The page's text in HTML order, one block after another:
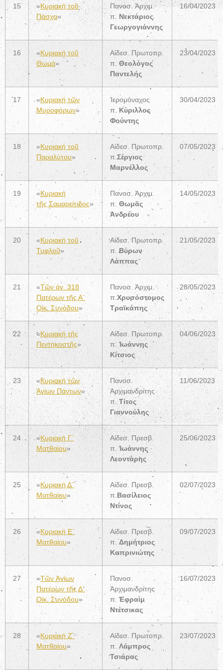
15 «Κυριακή τοῦ
Πάσχα»
Πανοσ. Ἀρχιμ.
π. Νεκτάριος
Γεωργογιάννης
16/04/2023
16 «Κυριακή τοῦ
Θωμά»
Αἰδεσ. Πρωτοπρ.
π. Θεολόγος
Παντελής
23/04/2023
17 «Κυριακή τῶν
Μυροφόρων»
Ἱερομόναχος
π. Κύριλλος
Φούντης
30/04/2023
18 «Κυριακή τοῦ
Παραλύτου»
Αἰδεσ. Πρωτοπρ.
π. Σέργιος
Μαρνέλλος
07/05/2023
19 «Κυριακή
τῆς Σαμαρείτιδος»
Πανοσ. Ἀρχιμ.
π. Θωμᾶς
Ἀνδρέου
14/05/2023
20 «Κυριακή τοῦ
Τυφλοῦ»
Αἰδεσ. Πρωτοπρ.
π.Βύρων
Λάππας
21/05/2023
21 «Τῶν ἁγ. 318
Πατέρων τῆς Α΄
Οἰκ. Συνόδου»
Πανοσ. Ἀρχιμ.
π.Χρυσόστομος
Τραϊκάπης
28/05/2023
22 «Κυριακή τῆς
Πεντηκοστῆς»
Αἰδεσ. Πρωτοπρ.
π. Ἰωάννης
Κίτσιος
04/06/2023
23 «Κυριακή τῶν
Ἁγίων Πάντων»
Πανοσ.
Ἀρχιμανδρίτης
π.Τίτος
Γιαννούλης
11/06/2023
24 «Κυριακή Γ΄
Ματθαίου»
Αἰδεσ. Πρεσβ.
π. Ἰωάννης
Λεοντάρης
25/06/2023
25 «Κυριακή Δ΄
Ματθαίου»
Αἰδεσ. Πρεσβ.
π. Βασίλειος
Ντίνος
02/07/2023
26 «Κυριακή Ε΄
Ματθαίου»
Αἰδεσ. Πρεσβ.
π.Δημήτριος
Καπρινιώτης
09/07/2023
27 «Τῶν Ἁγίων
Πατέρων τῆς Δ΄
Οἰκ. Συνόδου»
Πανοσ.
Ἀρχιμανδρίτης
π. Ἐφραὶμ
Ντέτσικας
16/07/2023
28 «Κυριακή Ζ΄
Ματθαίου»
Αἰδεσ. Πρωτοπρ.
π. Λάμπρος
Τσιάρας
23/07/2023